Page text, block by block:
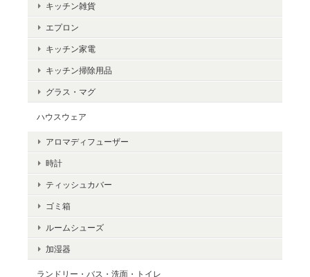
キッチン雑貨
エプロン
キッチン家電
キッチン掃除用品
グラス・マグ
ハウスウェア
アロマディフューザー
時計
ティッシュカバー
ゴミ箱
ルームシューズ
加湿器
ランドリー・バス・洗面・トイレ